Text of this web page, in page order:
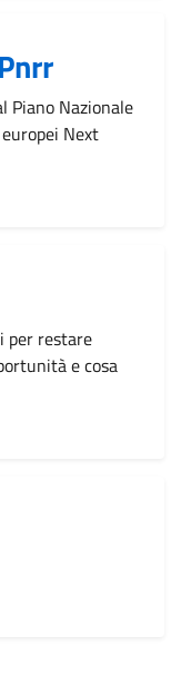
Nazionale
Next
per restare
e cosa